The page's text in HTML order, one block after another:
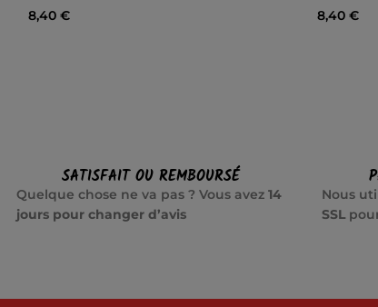
8,40 € 8,40 €
SATISFAIT OU REMBOURSÉ
Quelque chose ne va pas ? Vous avez 14
jours pour changer d’avis
Nous
SSL